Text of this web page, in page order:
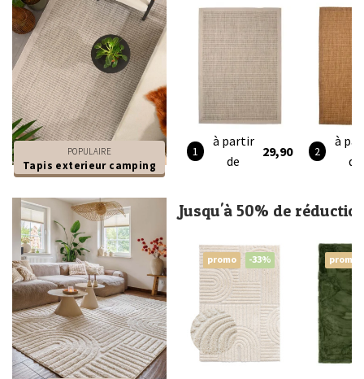
POPULAIRE
Tapis exterieur camping
à partir
de
29,90
à
de
Jusqu'à 50% de
promo -33% promo